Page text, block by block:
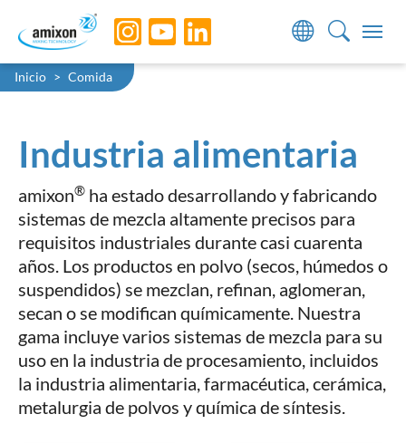
Skip to main navigation
Skip to main content
Skip to page footer
You are here:
Inicio Comida
Industria alimentaria
amixon® ha estado desarrollando y fabricando
sistemas de mezcla altamente precisos para
requisitos industriales durante casi cuarenta
años. Los productos en polvo (secos, húmedos o
suspendidos) se mezclan, refinan, aglomeran,
secan o se modifican químicamente. Nuestra
gama incluye varios sistemas de mezcla para su
uso en la industria de procesamiento, incluidos
la industria alimentaria, farmacéutica, cerámica,
metalurgia de polvos y química de síntesis.